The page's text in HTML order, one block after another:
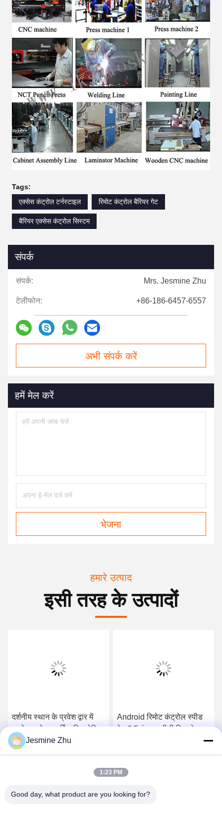
Tags:
एक्सेस कंट्रोल टर्नस्टाइल
रिमोट कंट्रोल बैरियर गेट
बैरियर एक्सेस कंट्रोल सिस्टम
संपर्क
संपर्क: Mrs. Jesmine Zhu
टेलीफोन: +86-186-6457-6557
अभी संपर्क करें
हमें मेल करें
भेजना
हमारे उत्पाद
इसी तरह के उत्पादों
दर्शनीय स्थान के प्रवेश द्वार में
एलकेएस सेल्फ सर्विस सिक्योरिटी
स्पीड गेट्स, इंटेलिजेंट एक्सेस
कंट्रोल सिस्टम
सर्वोत्तम मूल्य प्राप्त करें
Android रिमोट कंट्रोल स्पीड
गेट 6.5 इंच एलसीडी डिस्प्ले इन
सर्वोत्तम मूल्य प्राप्त करें
Jesmine Zhu
1:23 PM
Good day, what product are you looking for?